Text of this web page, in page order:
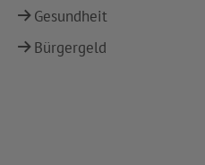
Gesundheit
Bürgergeld